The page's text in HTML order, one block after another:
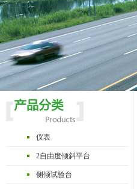
仪表
2自由度倾斜平台
侧倾试验台